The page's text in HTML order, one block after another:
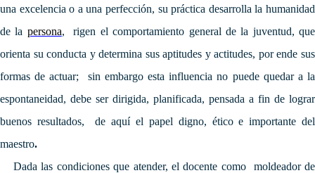
una excelencia o a una perfección, su práctica desarrolla la humanidad
de la persona,
rigen el comportamiento general de la juventud, que
orienta su conducta y determina sus aptitudes y actitudes, por ende sus
formas de actuar; sin embargo esta influencia no puede quedar a la
espontaneidad, debe ser dirigida, planificada, pensada a fin de lograr
buenos resultados, de aquí el papel digno, ético e importante del
maestro.
Dada las condiciones que atender, el docente como moldeador de